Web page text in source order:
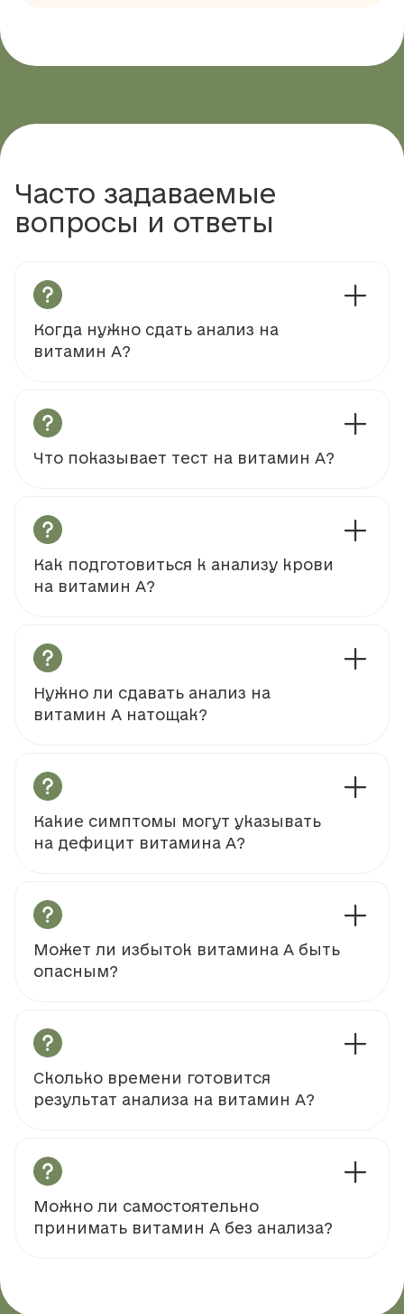
Часто задаваемые
вопросы и ответы
Когда нужно сдать анализ на
витамин А?
Что показывает тест на витамин А?
Как подготовиться к анализу крови
на витамин А?
Нужно ли сдавать анализ на
витамин А натощак?
Какие симптомы могут указывать
на дефицит витамина А?
Может ли избыток витамина А быть
опасным?
Сколько времени готовится
результат анализа на витамин А?
Можно ли самостоятельно
принимать витамин А без анализа?